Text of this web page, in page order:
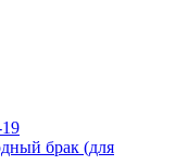
брак (для